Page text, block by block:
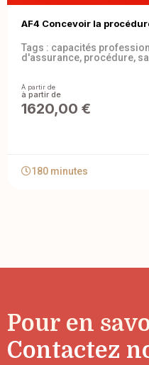
AF4 Concevoir la
Tags : capacités
d'assurance, procédure,
À partir de
1620,00 €
180 minutes
Pour en
Contactez